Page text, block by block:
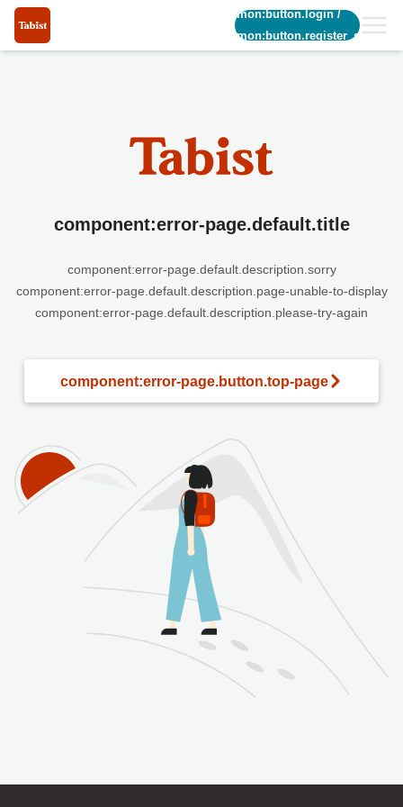
common:button.login/
common:button.register_short
component:error-page.default.title
component:error-page.default.description.sorry
component:error-page.default.description.page-unable-to-display
component:error-page.default.description.please-try-again
component:error-page.button.top-page